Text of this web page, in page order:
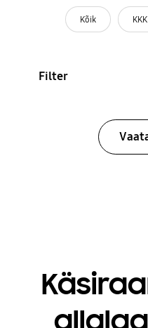
Kõik KKK
Filter